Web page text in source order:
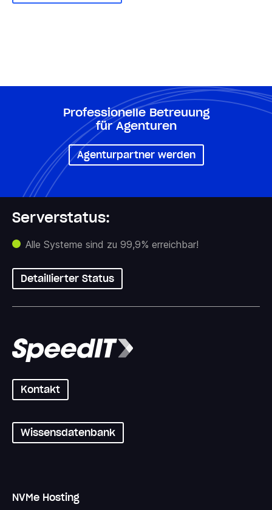
Professionelle Betreuung
für Agenturen
Agenturpartner werden
Serverstatus:
Alle Systeme sind zu 99,9% erreichbar!
Detaillierter Status
Kontakt
Wissensdatenbank
NVMe Hosting